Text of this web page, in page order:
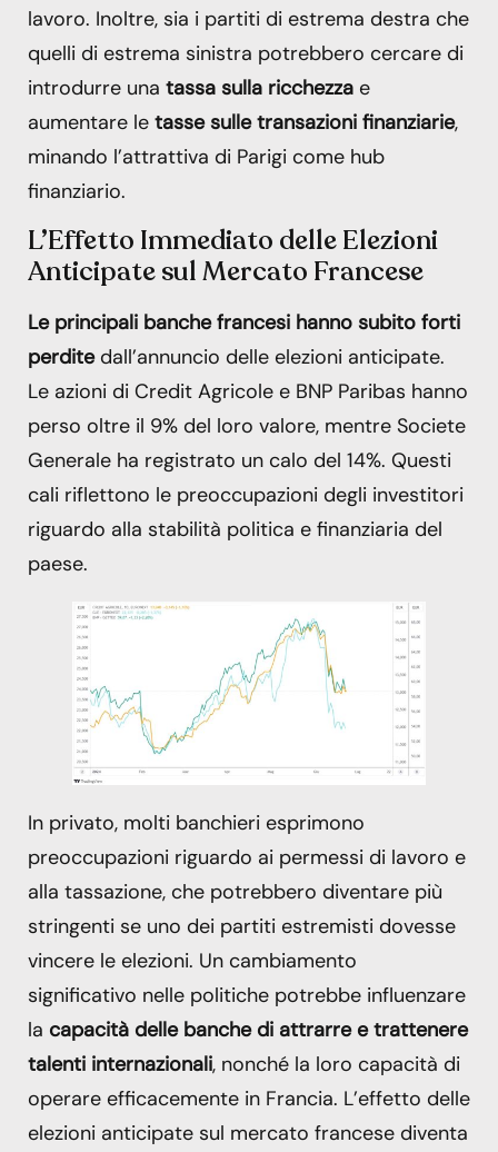
lavoro. Inoltre, sia i partiti di estrema destra che
quelli di estrema sinistra potrebbero cercare di
introdurre una tassa sulla ricchezza e
aumentare le tasse sulle transazioni finanziarie,
minando l’attrattiva di Parigi come hub
finanziario.
L’Effetto Immediato delle Elezioni
Anticipate sul Mercato Francese
Le principali banche francesi hanno subito forti
perditedall’annuncio delle elezioni anticipate.
Le azioni di Credit Agricole e BNP Paribas hanno
perso oltre il 9% del loro valore, mentre Societe
Generale ha registrato un calo del 14%. Questi
cali riflettono le preoccupazioni degli investitori
riguardo alla stabilità politica e finanziaria del
paese.
In privato, molti banchieri esprimono
preoccupazioni riguardo ai permessi di lavoro e
alla tassazione, che potrebbero diventare più
stringenti se uno dei partiti estremisti dovesse
vincere le elezioni. Un cambiamento
significativo nelle politiche potrebbe influenzare
la capacità delle banche di attrarre e trattenere
talenti internazionali, nonché la loro capacità di
operare efficacemente in Francia. L’effetto delle
elezioni anticipate sul mercato francese diventa